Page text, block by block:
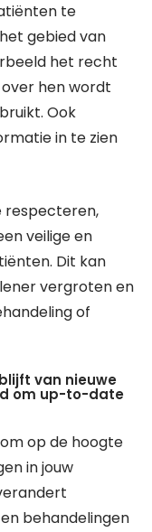
te
gebied van
het recht
hen wordt
Ook
in te zien
respecteren,
veilige en
Dit kan
vergroten en
of
van nieuwe
om up-to-date
op de hoogte
in jouw
behandelingen